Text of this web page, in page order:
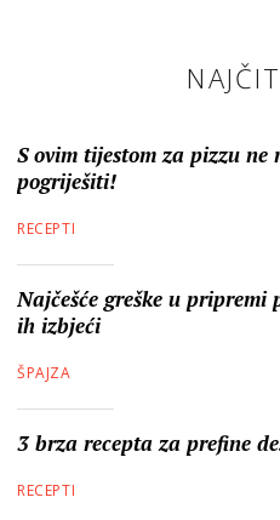
S ovim tijestom za pizzu ne
pogriješiti!
RECEPTI
Najčešće greške u
ih izbjeći
ŠPAJZA
3 brza recepta za prefine
RECEPTI